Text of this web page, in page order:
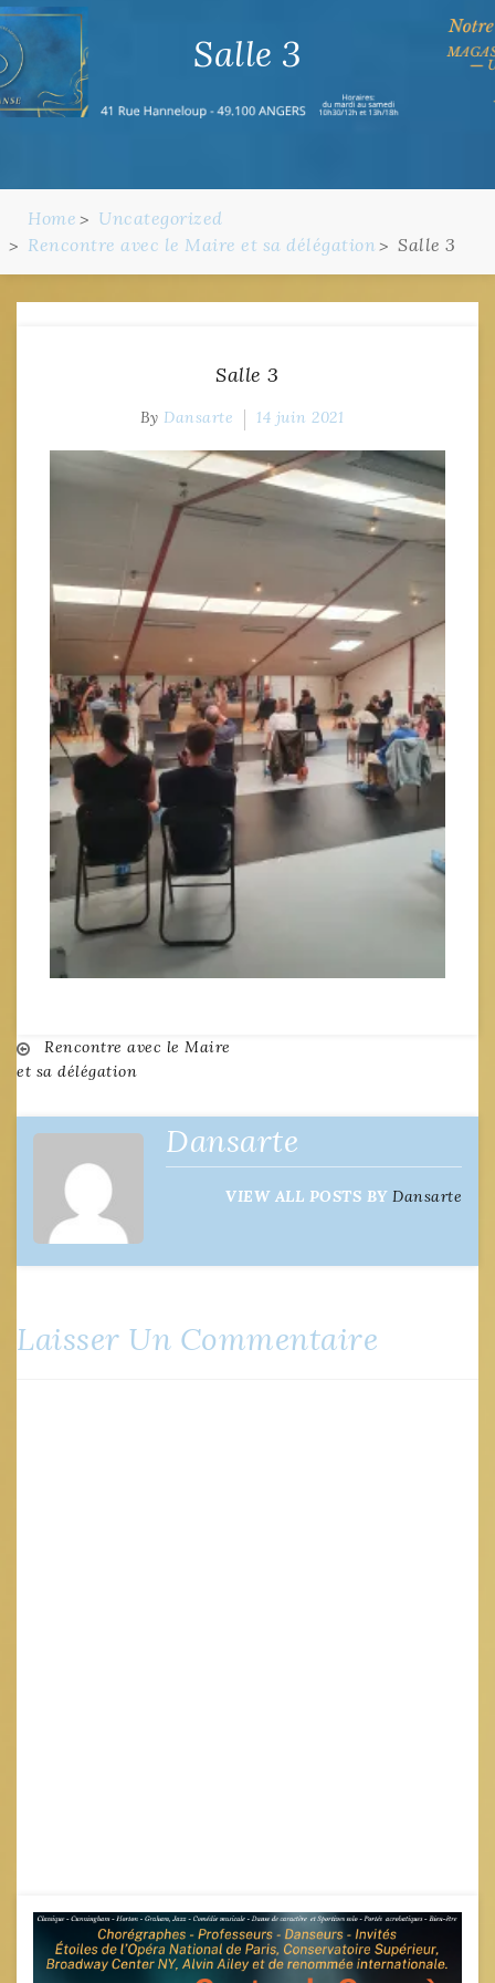
Salle 3
Home
Uncategorized
Rencontre avec le Maire et sa délégation
Salle 3
Salle 3
By Dansarte 14 juin 2021
Navigation
de
l’article
Rencontre avec le Maire
et sa délégation
Dansarte
VIEW ALL POSTS BY Dansarte
Laisser Un Commentaire